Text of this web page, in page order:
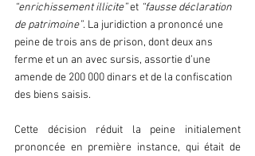
“enrichissement illicite” et “fausse déclaration
de patrimoine”. La juridiction a prononcé une
peine de trois ans de prison, dont deux ans
ferme et un an avec sursis, assortie d’une
amende de 200 000 dinars et de la confiscation
des biens saisis.
Cette décision réduit la peine initialement
prononcée en première instance, qui était de